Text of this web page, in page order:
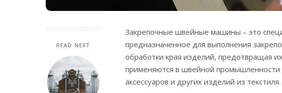
READ NEXT
Закрепочные швейные машины – это
предназначенное для выполнения
обработки края изделий, предотвращая
применяются в швейной
аксессуаров и других изделий из текстиля.